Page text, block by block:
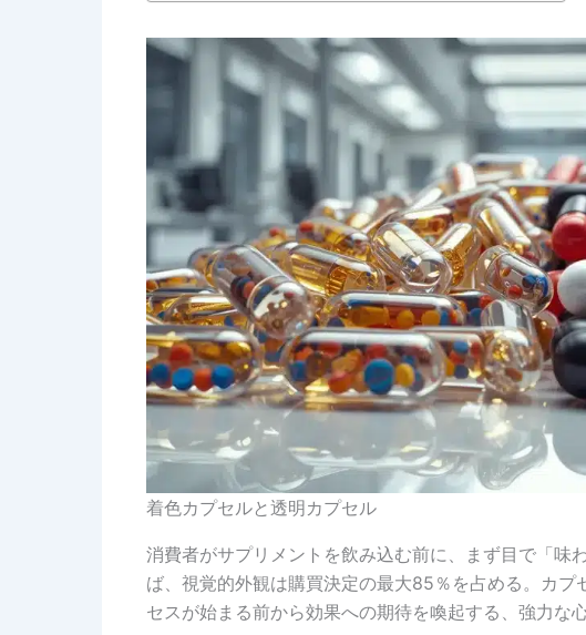
着色カプセルと透明カプセル
消費者がサプリメントを飲み込む前に、まず目で「味
ば、視覚的外観は購買決定の最大85％を占める。カ
セスが始まる前から効果への期待を喚起する、強力な